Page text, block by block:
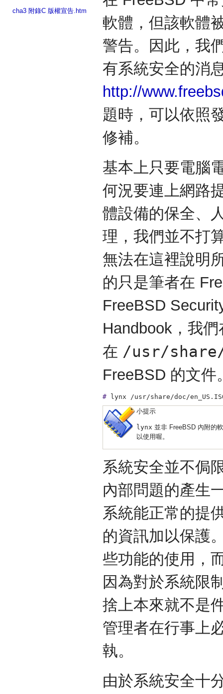
cha3 附錄C 版權宣告.htm
軟體，但該軟體
警告。因此，我
有系統安全的消
http://
題時，可以依照
修補。
基本上只要電腦
何況要連上網路
體設備的保全、
理，我們並不打
無法在這裡說明
的只是筆者在
FreeBSD
Handbook，我
在 /usr/
FreeBSD 的文件
#
lynx /usr/share/doc/
小提示
lynx 並非 FreeBSD 內附的
以使用喔。
系統安全並不侷
內部問題的產生
系統能正常的提
的資訊加以保護
些功能的使用，
因為對於系統限
捨上本來就不是
管理者在行事上
執。
由於系統安全十